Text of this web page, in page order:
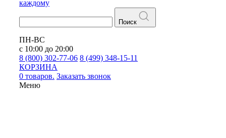
каждому
Поиск
ПН-ВС
с 10:00 до 20:00
8 (800) 302-77-06 8 (499) 348-15-11
КОРЗИНА
0 товаров. Заказать звонок
Меню